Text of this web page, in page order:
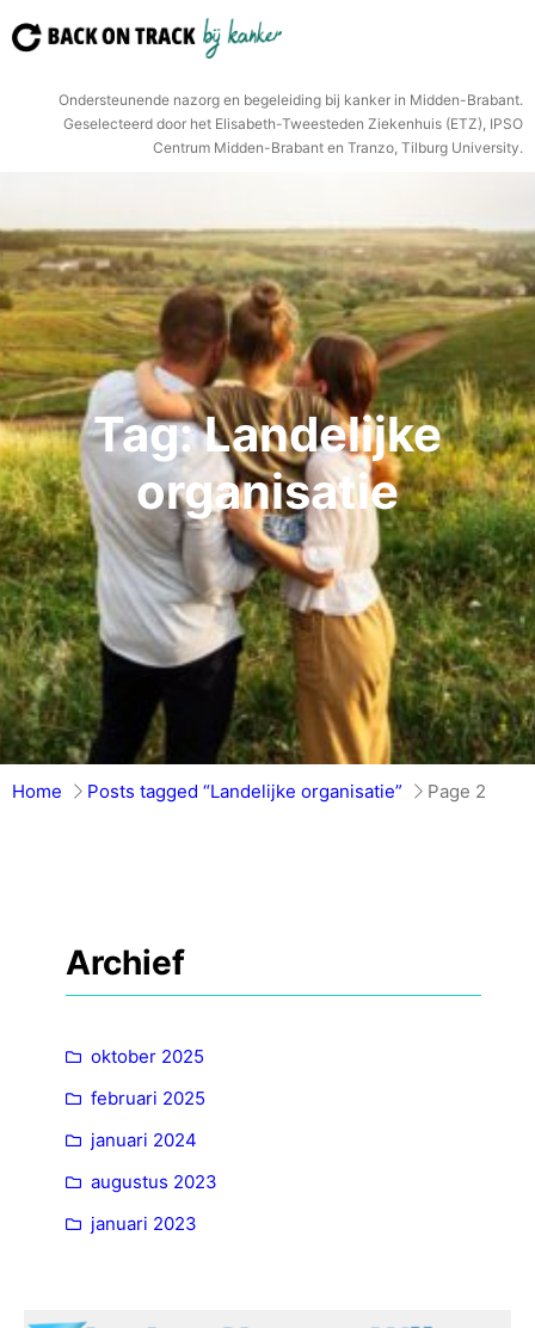
naar
Ondersteunende nazorg en begeleiding bij kanker in Midden-Brabant.
Geselecteerd door het Elisabeth-Tweesteden Ziekenhuis (ETZ), IPSO
Centrum Midden-Brabant en Tranzo, Tilburg University.
Tag:Landelijke
organisatie
Home Posts tagged “Landelijke organisatie” Page 2
Archief
oktober 2025
februari 2025
januari 2024
augustus 2023
januari 2023